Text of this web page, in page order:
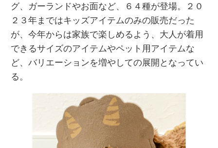
グ、ガーランドやお面など、６４種が登場。２０
２３年まではキッズアイテムのみの販売だった
が、今年からは家族で楽しめるよう、大人が着用
できるサイズのアイテムやペット用アイテムな
ど、バリエーションを増やしての展開となってい
る。